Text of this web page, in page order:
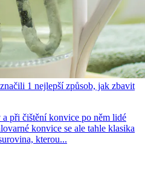
1 nejlepší způsob, jak zbavit
při čištění konvice po něm lidé
konvice se ale tahle klasika
kterou...